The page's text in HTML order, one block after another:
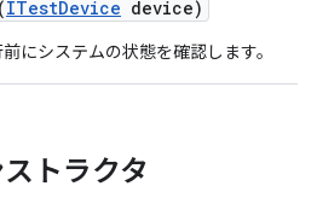
(ITestDevice device)
にシステムの状態を確認します。
トラクタ